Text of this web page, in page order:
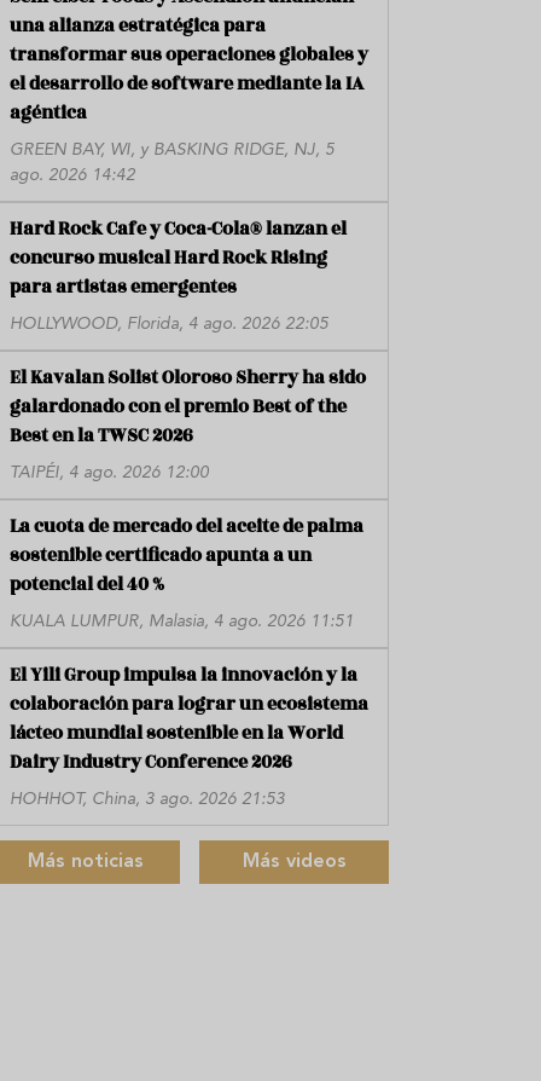
una alianza estratégica para
transformar sus operaciones globales y
el desarrollo de software mediante la IA
agéntica
GREEN BAY, WI, y BASKING RIDGE, NJ, 5
ago. 2026 14:42
Hard Rock Cafe y Coca-Cola® lanzan el
concurso musical Hard Rock Rising
para artistas emergentes
HOLLYWOOD, Florida, 4 ago. 2026 22:05
El Kavalan Solist Oloroso Sherry ha sido
galardonado con el premio Best of the
Best en la TWSC 2026
TAIPÉI, 4 ago. 2026 12:00
La cuota de mercado del aceite de palma
sostenible certificado apunta a un
potencial del 40 %
KUALA LUMPUR, Malasia, 4 ago. 2026 11:51
El Yili Group impulsa la innovación y la
colaboración para lograr un ecosistema
lácteo mundial sostenible en la World
Dairy Industry Conference 2026
HOHHOT, China, 3 ago. 2026 21:53
Más noticias Más videos